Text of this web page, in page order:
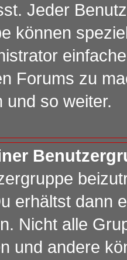
Jeder
können
Forums zu
und so weiter.
erhältst dann
Nicht alle
und andere